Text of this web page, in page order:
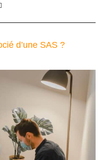
d’une SAS ?